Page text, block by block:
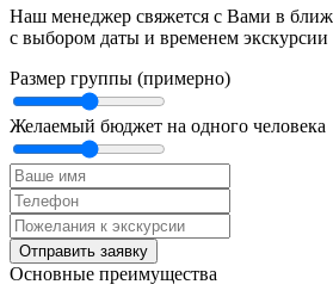
Наш менеджер свяжется с Вами в
с выбором даты и временем экскурсии
Размер группы (примерно)
Желаемый бюджет на одного человека
Отправить заявку
Основные преимущества